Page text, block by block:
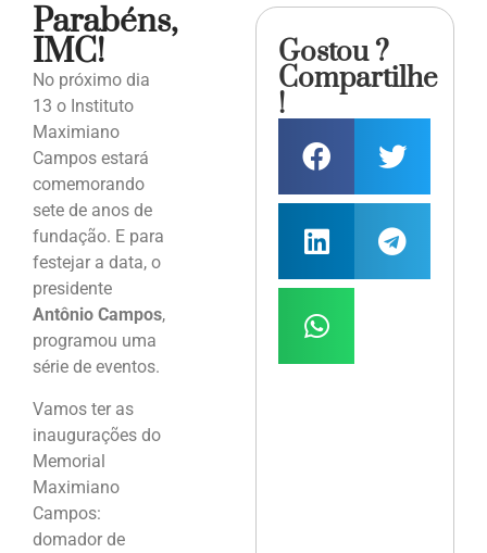
Parabéns,
IMC!
No próximo dia
13 o Instituto
Maximiano
Campos estará
comemorando
sete de anos de
fundação. E para
festejar a data, o
presidente
Antônio Campos,
programou uma
série de eventos.
Vamos ter as
inaugurações do
Memorial
Maximiano
Campos:
domador de
Gostou ?
Compartilhe
!